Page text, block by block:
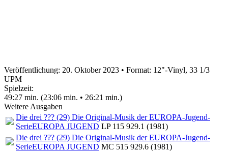
Veröffentlichung: 20. Oktober 2023 • Format: 12"-Vinyl, 33 1/3
UPM
Spielzeit:
49:27 min. (23:06 min. • 26:21 min.)
Weitere Ausgaben
Die drei ??? (29) Die Original-Musik der EUROPA-Jugend-
SerieEUROPA JUGEND LP 115 929.1 (1981)
Die drei ??? (29) Die Original-Musik der EUROPA-Jugend-
SerieEUROPA JUGEND MC 515 929.6 (1981)